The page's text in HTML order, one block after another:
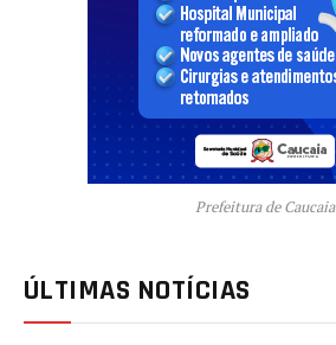
Prefeitura de Caucaia
ÚLTIMAS NOTÍCIAS